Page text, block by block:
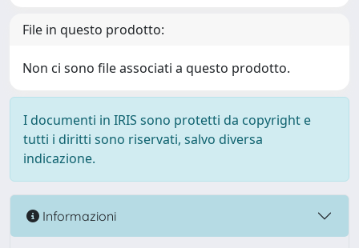
File in questo prodotto:
Non ci sono file associati a questo prodotto.
I documenti in IRIS sono protetti da copyright e
tutti i diritti sono riservati, salvo diversa
indicazione.
Informazioni